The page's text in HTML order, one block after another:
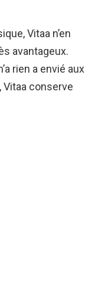
Vitaa n’en
avantageux.
rien a envié aux
conserve